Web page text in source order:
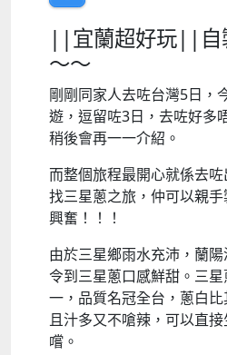
||宜蘭超好玩||自
～～
剛剛同家人去咗台灣5日，
遊，逗留咗3日，去咗好多
稍後會再一一介紹。
而整個旅程最開心就係去
找三星蔥之旅，仲可以親
興奮！！！
由於三星鄉雨水充沛，蘭陽
令到三星蔥口感鮮甜。三
一，品質名冠全台，蔥白
且汁多又不嗆辣，可以直
嚐。